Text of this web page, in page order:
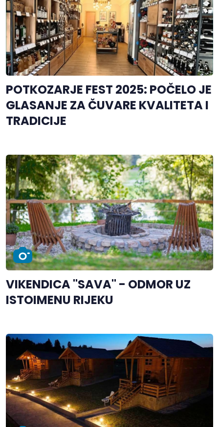
POTKOZARJE FEST 2025: POČELO JE
GLASANJE ZA ČUVARE KVALITETA I
TRADICIJE
VIKENDICA "SAVA" - ODMOR UZ
ISTOIMENU RIJEKU